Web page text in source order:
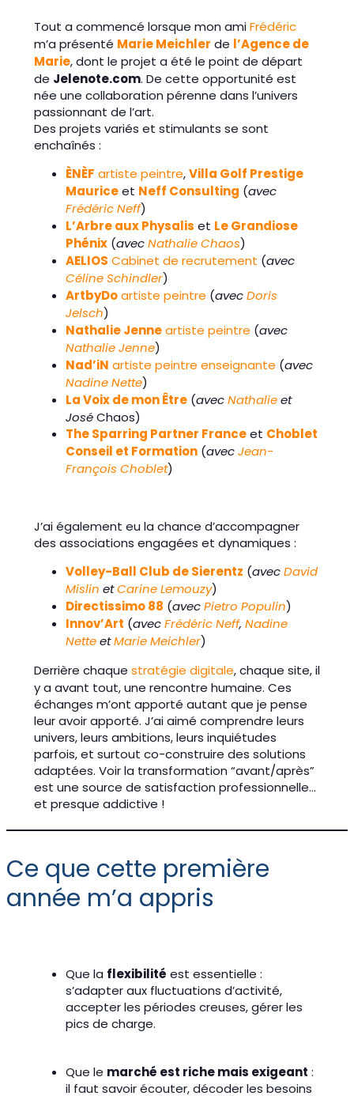
Tout a commencé lorsque mon amiFrédéric
m’a présenté Marie Meichler de l’Agence de
Marie, dont le projet a été le point de départ
de Jelenote.com. De cette opportunité est
née une collaboration pérenne dans l’univers
passionnant de l’art.
Des projets variés et stimulants se sont
enchaînés :
ÈNÈF artiste peintre,Villa Golf Prestige
Mauriceet Neff Consulting (avec
Frédéric Neff)
L’Arbre aux Physalis et Le Grandiose
Phénix(avecNathalie Chaos)
AELIOS Cabinet de recrutement (avec
Céline Schindler)
ArtbyDoartiste peintre (avecDoris
Jelsch)
Nathalie Jenneartiste peintre (avec
Nathalie Jenne)
Nad’iN artiste peintre enseignante (avec
Nadine Nette)
La Voix de mon Être(avecNathalieet
JoséChaos)
The Sparring Partner Franceet Choblet
Conseil et Formation(avecJean-
François Choblet)
J’ai également eu la chance d’accompagner
des associations engagées et dynamiques :
Volley-Ball Club de Sierentz (avecDavid
Mislin etCarine Lemouzy)
Directissimo 88 (avecPietro Populin)
Innov’Art (avecFrédéric Neff, Nadine
NetteetMarie Meichler)
Derrière chaque stratégie digitale, chaque site, il
y a avant tout, une rencontre humaine. Ces
échanges m’ont apporté autant que je pense
leur avoir apporté. J’ai aimé comprendre leurs
univers, leurs ambitions, leurs inquiétudes
parfois, et surtout co-construire des solutions
adaptées. Voir la transformation “avant/après”
est une source de satisfaction professionnelle…
et presque addictive !
Ce que cette première
année m’a appris
Que la flexibilité est essentielle :
s’adapter aux fluctuations d’activité,
accepter les périodes creuses, gérer les
pics de charge.
Que le marché est riche mais exigeant :
il faut savoir écouter, décoder les besoins